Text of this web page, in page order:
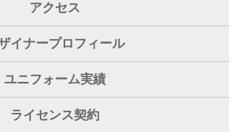
アクセス
イナープロフィール
ユニフォーム実績
ライセンス契約